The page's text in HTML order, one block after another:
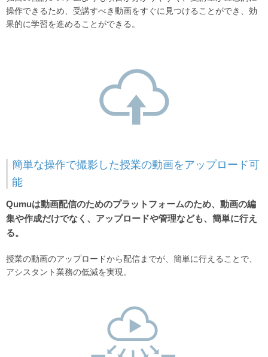
操作できるため、受講すべき動画をすぐに見つけることができ、効
果的に学習を進めることができる。
簡単な操作で撮影した授業の動画をアップロード可
能
Qumuは動画配信のためのプラットフォームのため、動画の編
集や作成だけでなく、アップロードや管理なども、簡単に行え
る。
授業の動画のアップロードから配信までが、簡単に行えることで、
アシスタント業務の低減を実現。